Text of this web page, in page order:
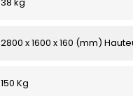
2800 x 1600 x 160 (mm)
150 Kg